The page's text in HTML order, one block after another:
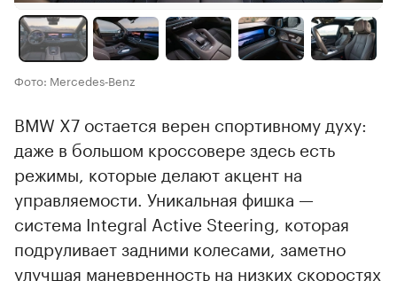
Фото: Mercedes‑Benz
BMW X7 остается верен спортивному духу:
даже в большом кроссовере здесь есть
режимы, которые делают акцент на
управляемости. Уникальная фишка —
система Integral Active Steering, которая
подруливает задними колесами, заметно
улучшая маневренность на низких скоростях